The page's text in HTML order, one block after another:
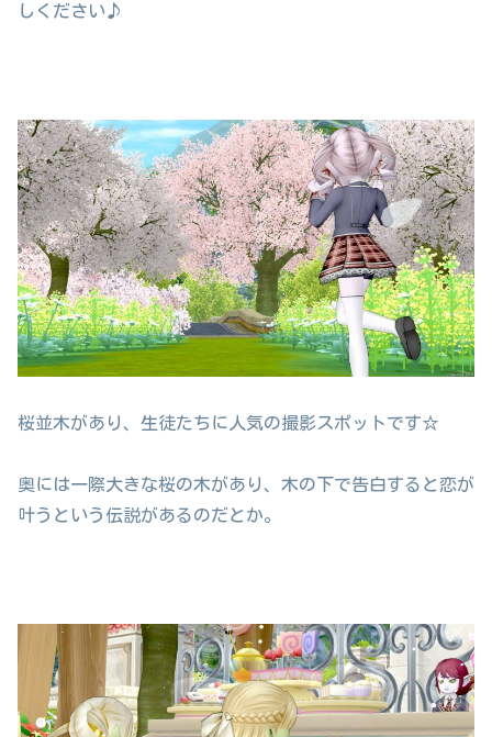
しください♪
桜並木があり、生徒たちに人気の撮影スポットです☆
奥には一際大きな桜の木があり、木の下で告白すると恋が
叶うという伝説があるのだとか。